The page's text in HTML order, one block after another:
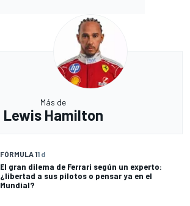
Más de
Lewis Hamilton
FÓRMULA 11 d
El gran dilema de Ferrari según un experto:
¿libertad a sus pilotos o pensar ya en el
Mundial?